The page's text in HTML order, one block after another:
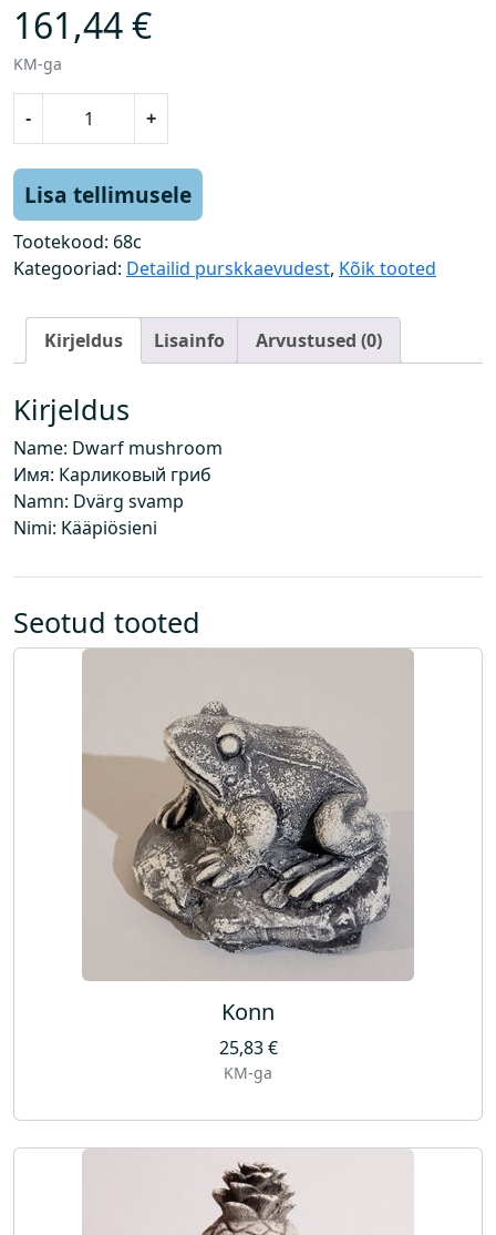
161,44€
KM-ga
-
p
i
k
e
n
e
g
a
k
o
u
s
+
Lisa tellimusele
Tootekood: 68c
Kategooriad: Detailid purskkaevudest, Kõik tooted
Kirjeldus Lisainfo Arvustused (0)
Kirjeldus
Name: Dwarf mushroom
Имя: Карликовый гриб
Namn: Dvärg svamp
Nimi: Kääpiösieni
Seotud tooted
Konn
25,83€
KM-ga